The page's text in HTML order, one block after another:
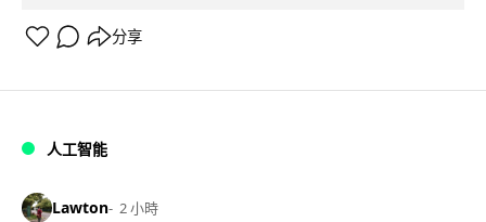
分享
人工智能
Lawton 2 小時